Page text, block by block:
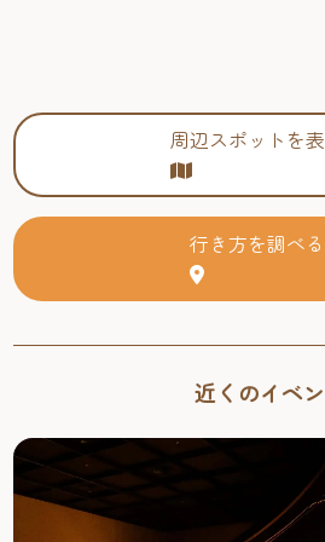
周辺スポットを
行き方を調べる
近くのイベ